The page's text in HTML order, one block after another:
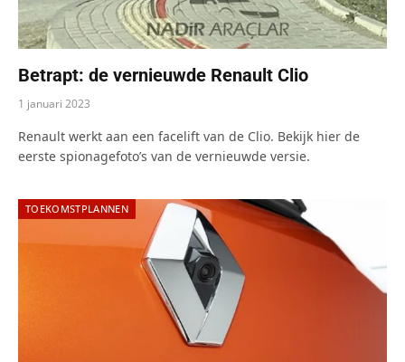
Betrapt: de vernieuwde Renault Clio
1 januari 2023
Renault werkt aan een facelift van de Clio. Bekijk hier de
eerste spionagefoto’s van de vernieuwde versie.
TOEKOMSTPLANNEN